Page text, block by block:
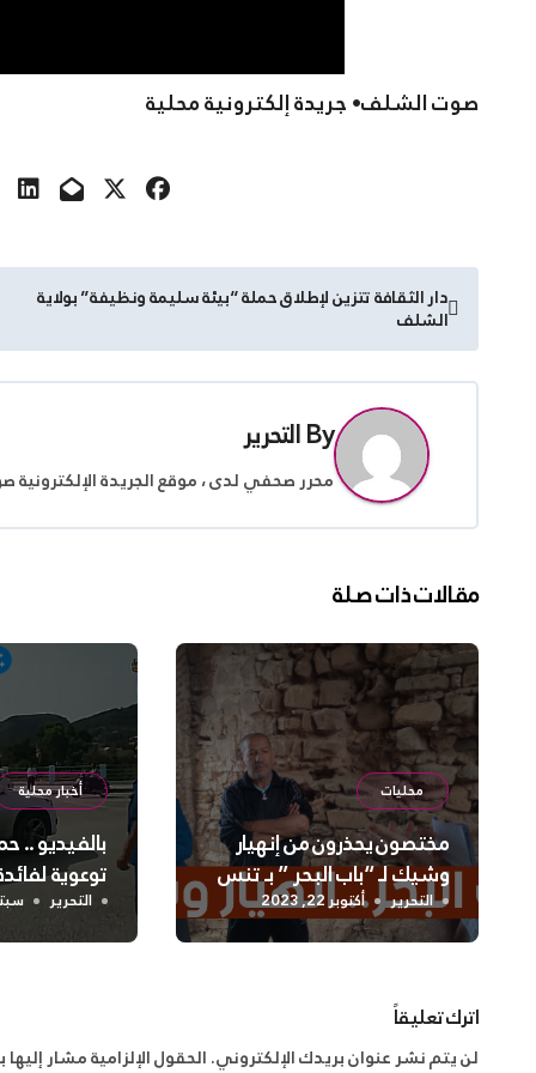
صوت الشلف• جريدة إلكترونية محلية
تصفّح
المقالات
دار الثقافة تتزين لإطلاق حملة “بيئة سليمة ونظيفة” بولاية
الشلف
Byالتحرير
محرر صحفي لدى ، موقع الجريدة
مقالات ذات صلة
محليات
مختصون يحذرون من إنهيار
وشيك لـ “باب البحر ” بـ تنس
التحرير أكتوبر 22, 2023
أخبار محلية
بالفيديو
توعوية
لدورة
التحرير
اترك تعليقاً
لن يتم نشر عنوان بريدك الإلكتروني.الحقول الإلزامية مشار إليها